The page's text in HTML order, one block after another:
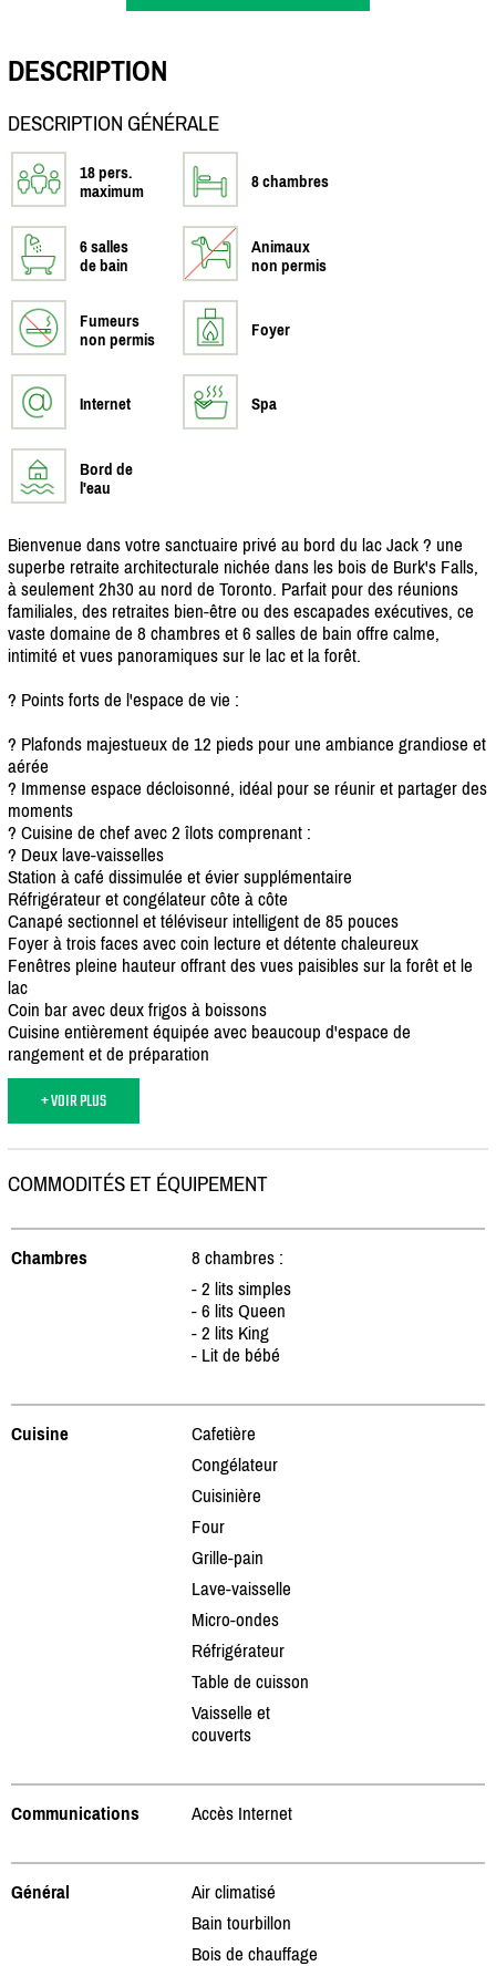
DESCRIPTION
DESCRIPTION GÉNÉRALE
18 pers.
maximum
8 chambres
6 salles
de bain
Animaux
non permis
Fumeurs
non permis
Foyer
Internet Spa
Bord de
l'eau
Bienvenue dans votre sanctuaire privé au bord du lac Jack ? une
superbe retraite architecturale nichée dans les bois de Burk's Falls,
à seulement 2h30 au nord de Toronto. Parfait pour des réunions
familiales, des retraites bien-être ou des escapades exécutives, ce
vaste domaine de 8 chambres et 6 salles de bain offre calme,
intimité et vues panoramiques sur le lac et la forêt.
? Points forts de l'espace de vie :
? Plafonds majestueux de 12 pieds pour une ambiance grandiose et
aérée
? Immense espace décloisonné, idéal pour se réunir et partager des
moments
? Cuisine de chef avec 2 îlots comprenant :
? Deux lave-vaisselles
Station à café dissimulée et évier supplémentaire
Réfrigérateur et congélateur côte à côte
Canapé sectionnel et téléviseur intelligent de 85 pouces
Foyer à trois faces avec coin lecture et détente chaleureux
Fenêtres pleine hauteur offrant des vues paisibles sur la forêt et le
lac
Coin bar avec deux frigos à boissons
Cuisine entièrement équipée avec beaucoup d'espace de
rangement et de préparation
+ VOIR PLUS
COMMODITÉS ET ÉQUIPEMENT
Chambres
8 chambres :
- 2 lits simples
- 6 lits Queen
- 2 lits King
- Lit de bébé
Cuisine
Cafetière
Congélateur
Cuisinière
Four
Grille-pain
Lave-vaisselle
Micro-ondes
Réfrigérateur
Table de cuisson
Vaisselle et
couverts
Communications Accès Internet
Général
Air climatisé
Bain tourbillon
Bois de chauffage